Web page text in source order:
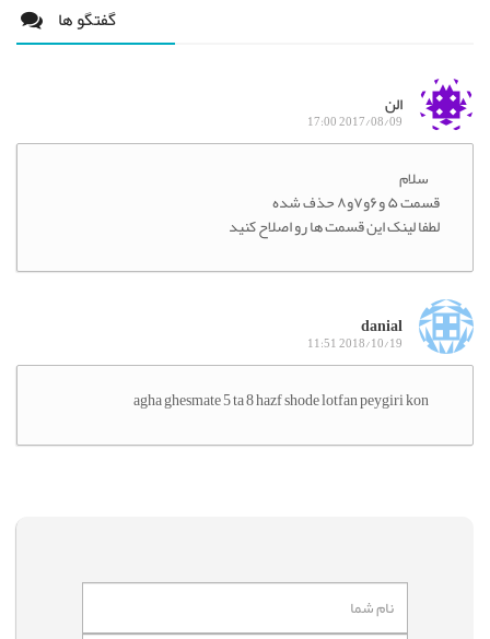
گفتگو ها
الن
2017/08/09 17:00
سلام
قسمت ۵ و۶و۷و۸ حذف شده
لطفا لینک این قسمت ها رو اصلاح کنید
danial
2018/10/19 11:51
agha ghesmate 5 ta 8 hazf shode lotfan peygiri kon